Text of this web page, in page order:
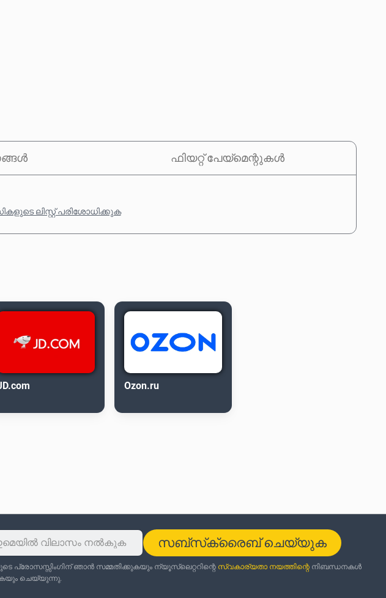
ഫിയറ്റ് പേയ്‌മെന്റുകൾ
ലിസ്റ്റ് പരിശോധിക്കുക
Ozon.ru
സബ്‌സ്‌ക്രൈബ് ചെയ്യുക
പ്രോസസ്സിംഗിന് ഞാൻ സമ്മതിക്കുകയും ന്യൂസ്‌ലെറ്ററിന്റെ സ്വകാര്യതാ നയത്തിന്റെനിബന്ധനകൾ
ചെയ്യുന്നു.